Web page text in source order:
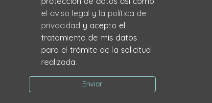
el aviso legal y la política de
privacidad y acepto el
tratamiento de mis datos
para el trámite de la solicitud
realizada.
Enviar